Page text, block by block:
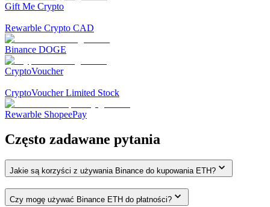
Gift Me Crypto
Rewarble Crypto CAD
Binance DOGE
CryptoVoucher
CryptoVoucher Limited Stock
Rewarble ShopeePay
Często zadawane pytania
Jakie są korzyści z używania Binance do kupowania ETH?
Czy mogę używać Binance ETH do płatności?